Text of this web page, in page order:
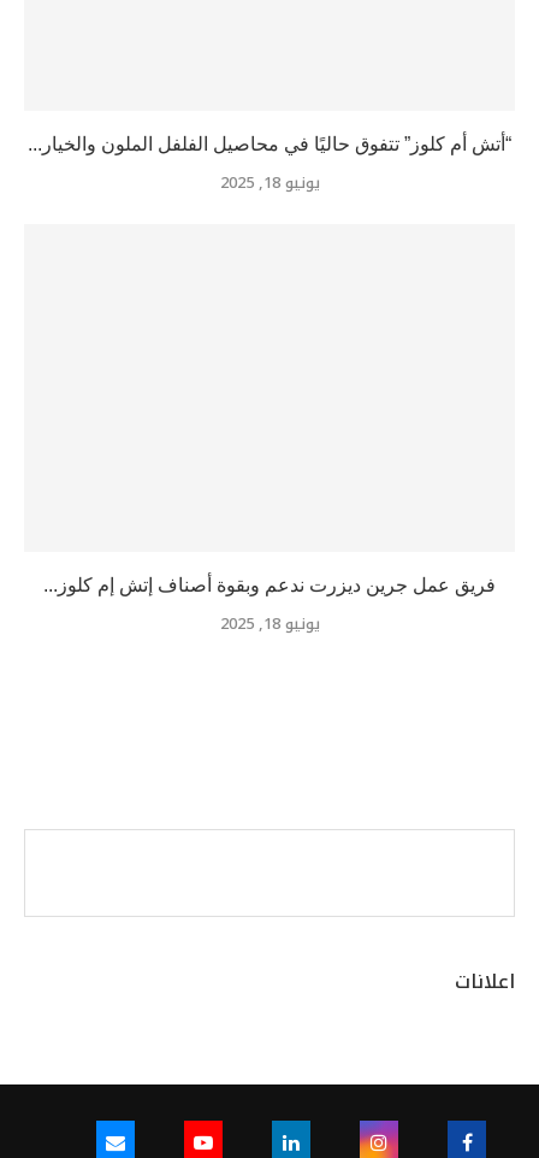
“أتش أم كلوز” تتفوق حاليًا في محاصيل الفلفل الملون والخيار...
يونيو 18, 2025
فريق عمل جرين ديزرت ندعم وبقوة أصناف إتش إم كلوز...
يونيو 18, 2025
اعلانات